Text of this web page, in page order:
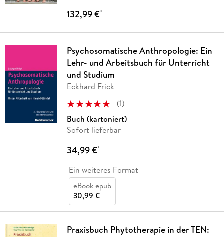
132,99 €*
Psychosomatische Anthropologie: Ein
Lehr- und Arbeitsbuch für Unterricht
und Studium
Eckhard Frick
(1)
Buch (kartoniert)
Sofort lieferbar
34,99 €*
Ein weiteres Format
eBook epub
30,99 €
Praxisbuch Phytotherapie in der TEN: